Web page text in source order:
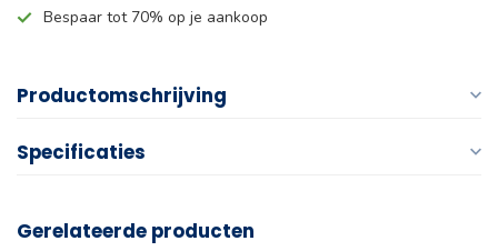
Bespaar tot 70% op je aankoop
Productomschrijving
Specificaties
Gerelateerde producten